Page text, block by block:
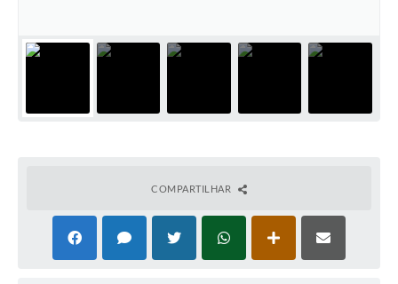
COMPARTILHAR